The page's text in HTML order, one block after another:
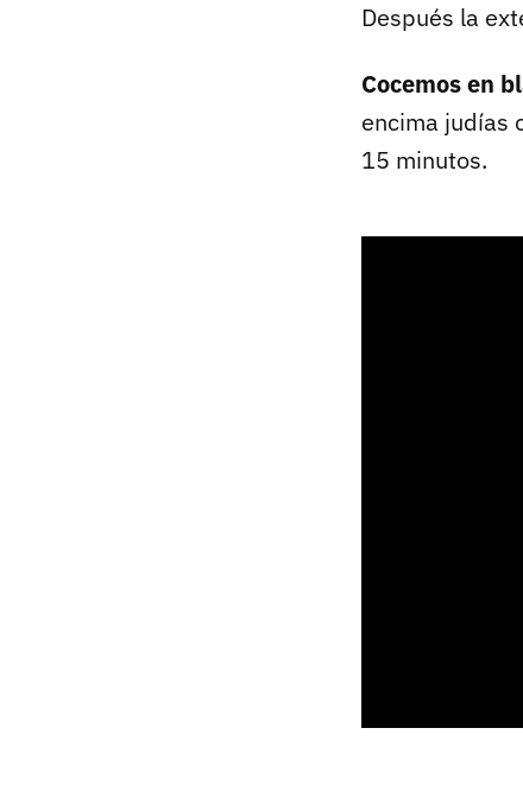
Después la
Cocemos en
encima judías
15 minutos.